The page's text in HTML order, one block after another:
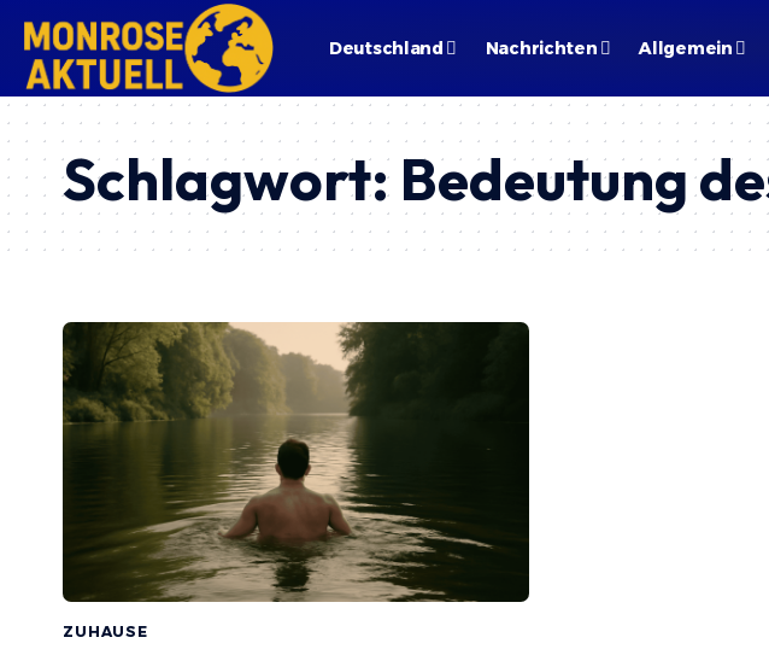
Deutschland Nachrichten Allgemein
Schlagwort: Bedeutung
ZUHAUSE